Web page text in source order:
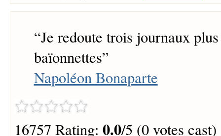
“Je redoute trois journaux
baïonnettes”
Napoléon Bonaparte
16757 Rating: 0.0/5 (0 votes cast)